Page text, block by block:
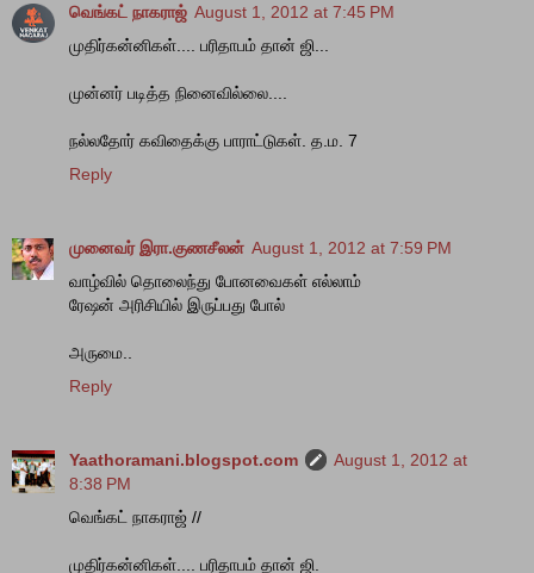
வெங்கட் நாகராஜ் August 1, 2012 at 7:45 PM
முதிர்கன்னிகள்.... பரிதாபம் தான் ஜி...
முன்னர் படித்த நினைவில்லை....
நல்லதோர் கவிதைக்கு பாராட்டுகள். த.ம. 7
Reply
முனைவர் இரா.குணசீலன் August 1, 2012 at 7:59 PM
வாழ்வில் தொலைந்து போனவைகள் எல்லாம்
ரேஷன் அரிசியில் இருப்பது போல்
அருமை..
Reply
Yaathoramani.blogspot.com
August 1, 2012 at
8:38 PM
வெங்கட் நாகராஜ் //
முதிர்கன்னிகள்.... பரிதாபம் தான் ஜி.